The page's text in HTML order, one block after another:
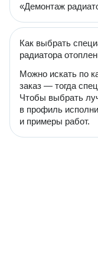
«Демонтаж
Как выбрать
радиатора
Можно искать по
заказ — тогда
Чтобы выбрать
в профиль
и примеры работ.